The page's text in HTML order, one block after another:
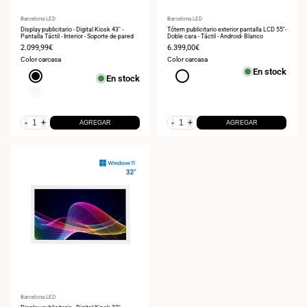
Proveedor:
Barcelona LED
Display publicitario - Digital Kiosk 43" -
Pantalla Táctil - Interior - Soporte de pared
Precio
de
venta
2.099,99€
Color carcasa
Negro
En stock
- + AGREGAR
Proveedor:
Barcelona LED
Tótem publicitario exterior pantalla LCD 55"-
Doble cara - Táctil - Android- Blanco
Precio
de
venta
6.399,00€
Color carcasa
Blanco En stock
- + AGREGAR
Proveedor:
Barcelona LED